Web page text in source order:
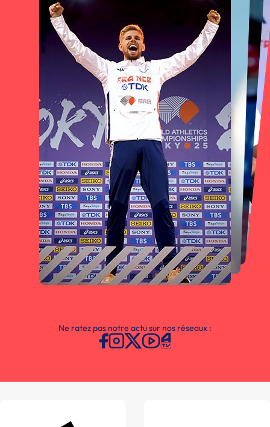
Ne ratez pas notre actu sur nos réseaux :